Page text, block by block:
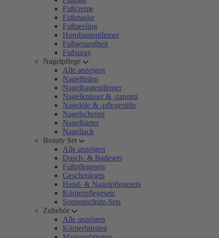
Fußcreme
Fußmaske
Fußpeeling
Hornhautentferner
Fußgesundheit
Fußspray
Nagelpflege
Alle anzeigen
Nagelfeilen
Nagelhautentferner
Nagelknipser & -zangen
Nagelöle & -pflegestifte
Nagelscheren
Nagelhärter
Nagellack
Beauty Set
Alle anzeigen
Dusch- & Badesets
Fußpflegesets
Geschenksets
Hand- & Nagelpflegesets
Körperpflegesets
Sonnenschutz-Sets
Zubehör
Alle anzeigen
Körperbürsten